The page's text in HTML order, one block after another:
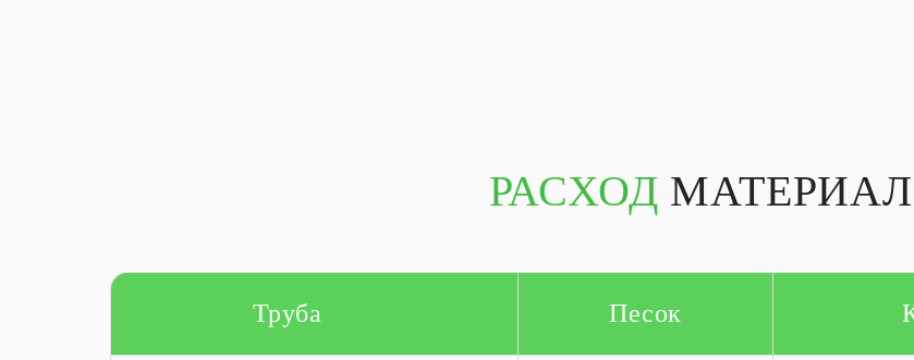
РАСХОД
Труба Песок